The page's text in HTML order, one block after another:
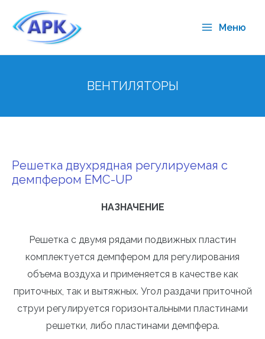
Меню
ВЕНТИЛЯТОРЫ
Решетка двухрядная регулируемая с
демпфером EMC-UP
НАЗНАЧЕНИЕ
Решетка с двумя рядами подвижных пластин
комплектуется демпфером для регулирования
объема воздуха и применяется в качестве как
приточных, так и вытяжных. Угол раздачи приточной
струи регулируется горизонтальными пластинами
решетки, либо пластинами демпфера.